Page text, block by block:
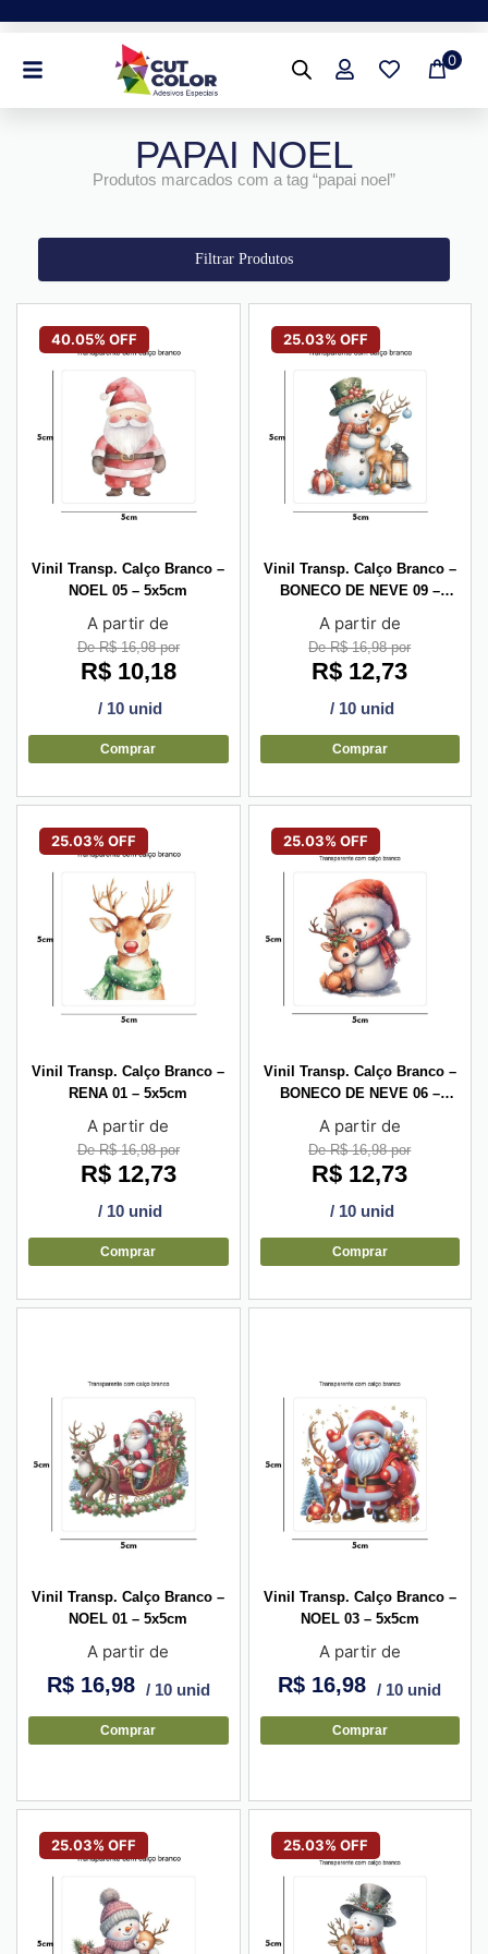
0
PAPAI NOEL
Produtos marcados com a tag “papai noel”
Filtrar Produtos
40.05% OFF
Vinil Transp. Calço Branco –
NOEL 05 – 5x5cm
A partir de
De R$ 16,98 por
R$10,18
/ 10 unid
Comprar
25.03% OFF
Vinil Transp. Calço Branco –
BONECO DE NEVE 09 –
A partir de
De R$ 16,98 por
R$ 12,73
/ 10 unid
Comprar
25.03% OFF
Vinil Transp. Calço Branco –
RENA 01 – 5x5cm
A partir de
De R$ 16,98 por
R$12,73
/ 10 unid
Comprar
25.03% OFF
Vinil Transp. Calço Branco –
BONECO DE NEVE 06 –
A partir de
De R$ 16,98 por
R$ 12,73
/ 10 unid
Comprar
Vinil Transp. Calço Branco –
NOEL 01 – 5x5cm
A partir de
R$16,98 / 10 unid
Comprar
Vinil Transp. Calço Branco –
NOEL 03 – 5x5cm
A partir de
R$ 16,98 / 10 unid
Comprar
25.03% OFF 25.03% OFF